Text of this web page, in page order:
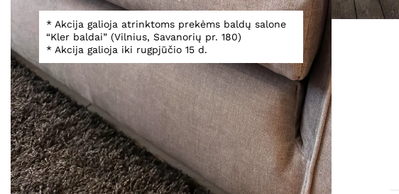
* Akcija galioja atrinktoms prekėms baldų salone
“Kler baldai” (Vilnius, Savanorių pr. 180)
* Akcija galioja iki rugpjūčio 15 d.
Informacija
GAMINTOJAS